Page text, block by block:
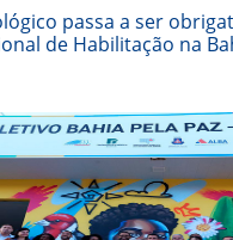
passa a ser
de Habilitação na